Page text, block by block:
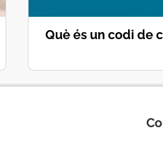
Què és un codi de